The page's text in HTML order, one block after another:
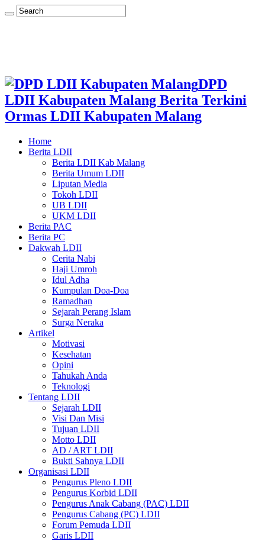
DPD
LDII Kabupaten Malang Berita Terkini
Ormas LDII Kabupaten Malang
Home
Berita LDII
Berita LDII Kab Malang
Berita Umum LDII
Liputan Media
Tokoh LDII
UB LDII
UKM LDII
Berita PAC
Berita PC
Dakwah LDII
Cerita Nabi
Haji Umroh
Idul Adha
Kumpulan Doa-Doa
Ramadhan
Sejarah Perang Islam
Surga Neraka
Artikel
Motivasi
Kesehatan
Opini
Tahukah Anda
Teknologi
Tentang LDII
Sejarah LDII
Visi Dan Misi
Tujuan LDII
Motto LDII
AD / ART LDII
Bukti Sahnya LDII
Organisasi LDII
Pengurus Pleno LDII
Pengurus Korbid LDII
Pengurus Anak Cabang (PAC) LDII
Pengurus Cabang (PC) LDII
Forum Pemuda LDII
Garis LDII